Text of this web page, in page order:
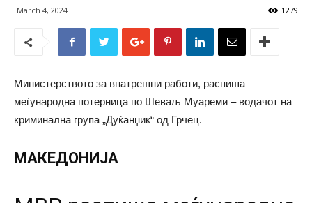
March 4, 2024 1279
Министерството за внатрешни работи, распиша
меѓународна потерница по Шеваљ Муареми – водачот на
криминална група „Дуќанџик“ од Грчец.
МАКЕДОНИЈА